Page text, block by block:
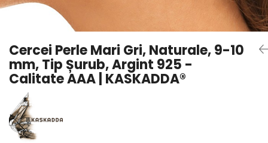
Seturi Perle cu Argint
Brățări cu Perle
Pandantive cu Perle
Brose cu Perle
Cercei Perle Mari Gri, Naturale, 9-10
mm, Tip Șurub, Argint 925 -
Calitate AAA | KASKADDA®